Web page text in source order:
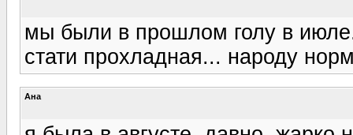
мы были в прошлом голу в
стати прохладная... народу
Ана